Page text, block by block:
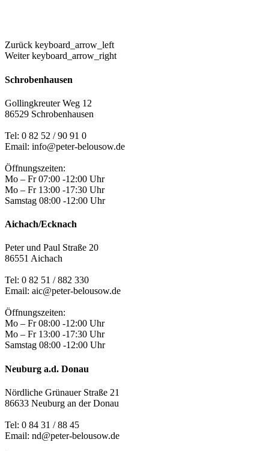
Zurück keyboard_arrow_left
Weiter keyboard_arrow_right
Schrobenhausen
Gollingkreuter Weg 12
86529 Schrobenhausen
Tel: 0 82 52 / 90 91 0
Email: info@peter-belousow.de
Öffnungszeiten:
Mo – Fr 07:00 -12:00 Uhr
Mo – Fr 13:00 -17:30 Uhr
Samstag 08:00 -12:00 Uhr
Aichach/Ecknach
Peter und Paul Straße 20
86551 Aichach
Tel: 0 82 51 / 882 330
Email: aic@peter-belousow.de
Öffnungszeiten:
Mo – Fr 08:00 -12:00 Uhr
Mo – Fr 13:00 -17:30 Uhr
Samstag 08:00 -12:00 Uhr
Neuburg a.d. Donau
Nördliche Grünauer Straße 21
86633 Neuburg an der Donau
Tel: 0 84 31 / 88 45
Email: nd@peter-belousow.de